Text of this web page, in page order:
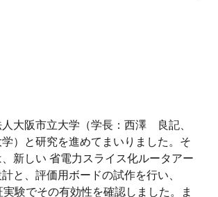
ネットワーキングハードウェアの徹
通信エンジニアリング）、国立大学
大阪市立大学（学長：西澤 良記、
）と研究を進めてまいりました。そ
新しい 省電力スライス化ルータアー
と、評価用ボードの試作を行い、
験でその有効性を確認しました。ま